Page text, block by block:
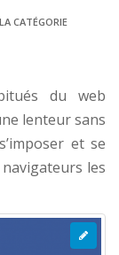
CATÉGORIE
du web
lenteur sans
et se
les